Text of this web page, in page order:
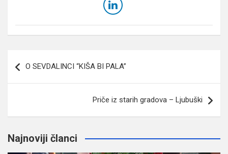
članaka
O SEVDALINCI “KIŠA BI PALA”
Priče iz starih gradova – Ljubuški
Najnoviji članci